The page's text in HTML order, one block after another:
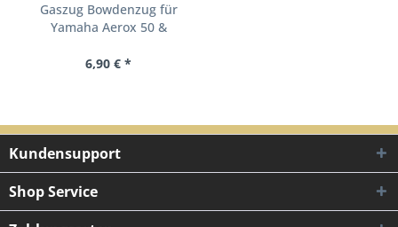
Gaszug Bowdenzug für
Yamaha Aerox 50 &
6,90 € *
Kundensupport
Shop Service